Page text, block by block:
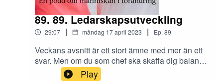
89. 89. Ledarskapsutveckling
29:07 | måndag 17 april 2023 | Ep. 89
Veckans avsnitt är ett stort ämne med mer än ett
svar. Men om du som chef ska skaffa dig balans i
din roll, vilka sidor av dig behöver du kunna
Play